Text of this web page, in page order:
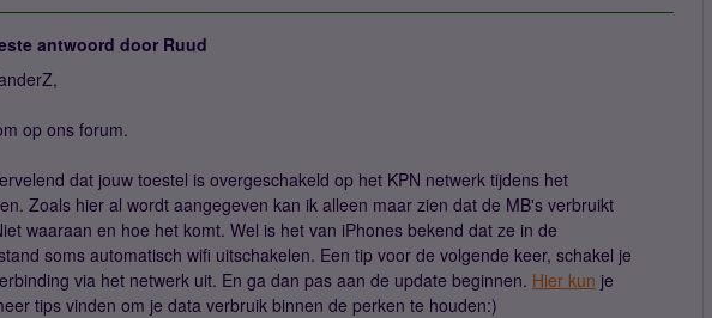
antwoord door Ruud
op ons forum.
dat jouw toestel is overgeschakeld op het KPN netwerk tijdens het
Zoals hier al wordt aangegeven kan ik alleen maar zien dat de MB's verbruikt
waaraan en hoe het komt. Wel is het van iPhones bekend dat ze in de
soms automatisch wifi uitschakelen. Een tip voor de volgende keer, schakel je
via het netwerk uit. En ga dan pas aan de update beginnen. Hier kun je
tips vinden om je data verbruik binnen de perken te houden:)